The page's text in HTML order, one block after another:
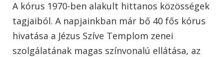
A kórus 1970-ben alakult hittanos közösségek
tagjaiból. A napjainkban már bő 40 fős kórus
hivatása a Jézus Szíve Templom zenei
szolgálatának magas színvonalú ellátása, az